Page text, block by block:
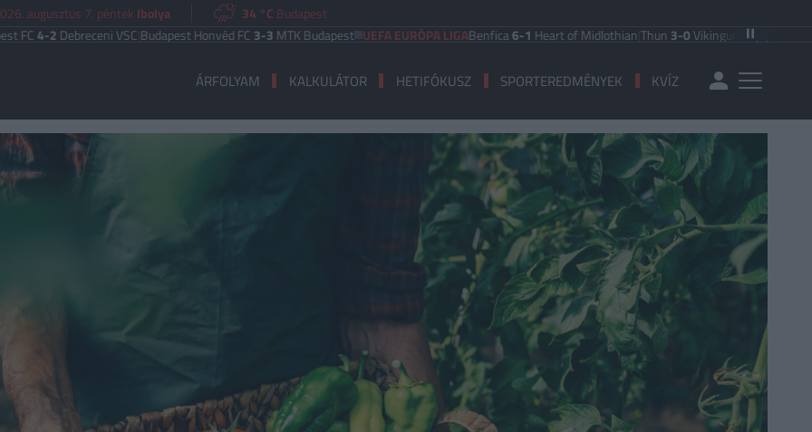
augusztus 7. péntek Ibolya 34 °C Budapest
Debreceni VSC|Budapest Honvéd FC3-3MTK Budapest UEFA EURÓPA LIGABenfica6-1Heart of Midlothian|Thun3-0Vikingur Reykjavik PAOK
ÁRFOLYAM KALKULÁTOR HETIFÓKUSZ SPORTEREDMÉNYEK KVÍZ